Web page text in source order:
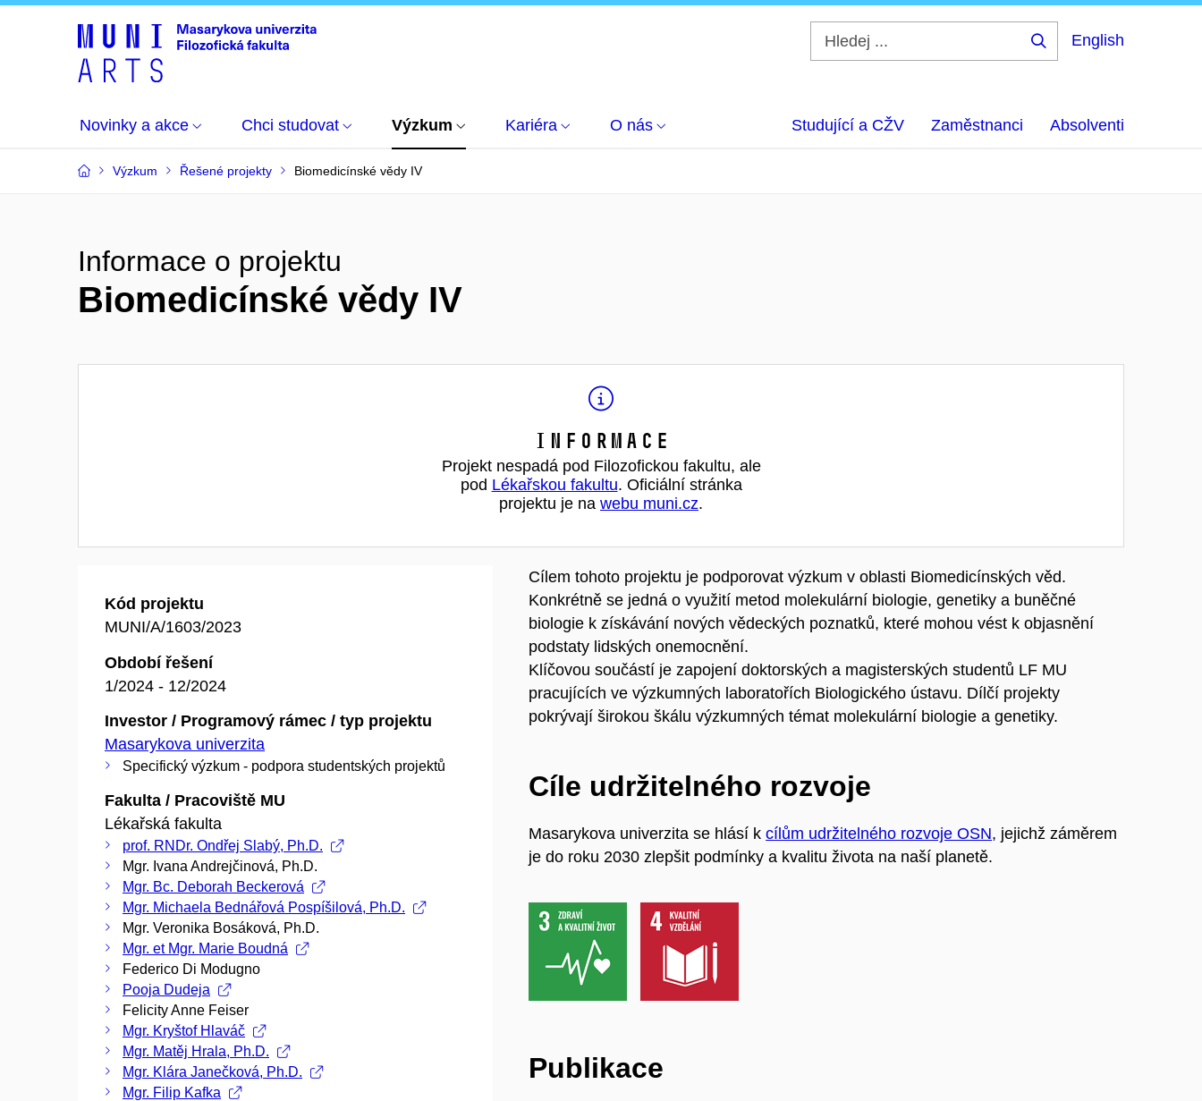
English
Novinky a akce Chci studovat Výzkum Kariéra O nás Studující a CŽV Zaměstnanci Absolventi
Výzkum Řešené projekty Biomedicínské vědy IV
Informace o projektu
Biomedicínské vědy IV
Informace
Projekt nespadá pod Filozofickou fakultu, ale
pod Lékařskou fakultu. Oficiální stránka
projektu je na webu muni.cz.
Kód projektu
MUNI/A/1603/2023
Období řešení
1/2024 - 12/2024
Investor / Programový rámec / typ projektu
Masarykova univerzita
Specifický výzkum - podpora studentských projektů
Fakulta / Pracoviště MU
Lékařská fakulta
prof. RNDr. Ondřej Slabý, Ph.D.
Mgr. Ivana Andrejčinová, Ph.D.
Mgr. Bc. Deborah Beckerová
Mgr. Michaela Bednářová Pospíšilová, Ph.D.
Mgr. Veronika Bosáková, Ph.D.
Mgr. et Mgr. Marie Boudná
Federico Di Modugno
Pooja Dudeja
Felicity Anne Feiser
Mgr. Kryštof Hlaváč
Mgr. Matěj Hrala, Ph.D.
Mgr. Klára Janečková, Ph.D.
Mgr. Filip Kafka
Cílem tohoto projektu je podporovat výzkum v oblasti Biomedicínských věd.
Konkrétně se jedná o využití metod molekulární biologie, genetiky a buněčné
biologie k získávání nových vědeckých poznatků, které mohou vést k objasnění
podstaty lidských onemocnění.
Klíčovou součástí je zapojení doktorských a magisterských studentů LF MU
pracujících ve výzkumných laboratořích Biologického ústavu. Dílčí projekty
pokrývají širokou škálu výzkumných témat molekulární biologie a genetiky.
Cíle udržitelného rozvoje
Masarykova univerzita se hlásí kcílům udržitelného rozvoje OSN, jejichž záměrem
je do roku 2030 zlepšit podmínky a kvalitu života na naší planetě.
Publikace